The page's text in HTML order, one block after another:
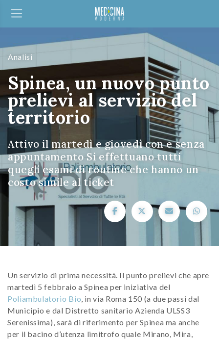
Analisi
Spinea, un nuovo punto
prelievi al servizio del
territorio
Attivo il martedì e giovedì con e senza
appuntamento Si effettuano tutti
quegli esami di routine che hanno un
costo simile al ticket
Un servizio di prima necessità. Il punto prelievi che apre
martedì 5 febbraio a Spinea per iniziativa del
Poliambulatorio Bio, in via Roma 150 (a due passi dal
Municipio e dal Distretto sanitario Azienda ULSS3
Serenissima), sarà di riferimento per Spinea ma anche
per il bacino d’utenza limitrofo quale Mirano, Mira,